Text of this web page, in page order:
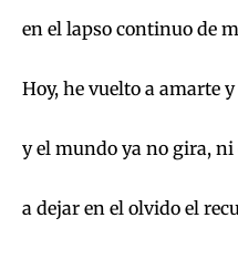
en el lapso continuo de
Hoy, he vuelto a amarte
y el mundo ya no gira, ni
a dejar en el olvido el